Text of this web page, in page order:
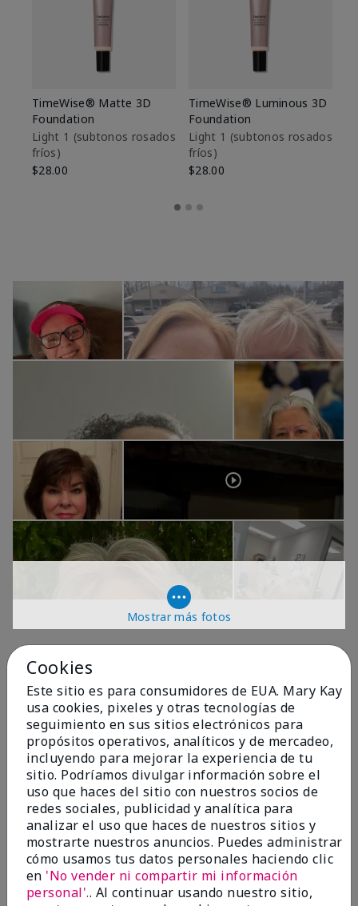
TimeWise® Matte 3D
Foundation
Light 1​ (subtonos rosados
fríos)
$28.00
TimeWise® Luminous 3D
Foundation
Light 1​ (subtonos rosados
fríos)
$28.00
Mostrar más fotos
OPINIONES
4.9
299 Reseñas
Escribir Una Opinión
99%
de los encuestados recomendaría a un amigo.
5 estrellas 287
Cookies
Este sitio es para consumidores de EUA. Mary Kay
usa cookies, pixeles y otras tecnologías de
seguimiento en sus sitios electrónicos para
propósitos operativos, analíticos y de mercadeo,
incluyendo para mejorar la experiencia de tu
sitio. Podríamos divulgar información sobre el
uso que haces del sitio con nuestros socios de
redes sociales, publicidad y analítica para
analizar el uso que haces de nuestros sitios y
mostrarte nuestros anuncios. Puedes administrar
cómo usamos tus datos personales haciendo clic
en 'No vender ni compartir mi información
personal'.. Al continuar usando nuestro sitio,